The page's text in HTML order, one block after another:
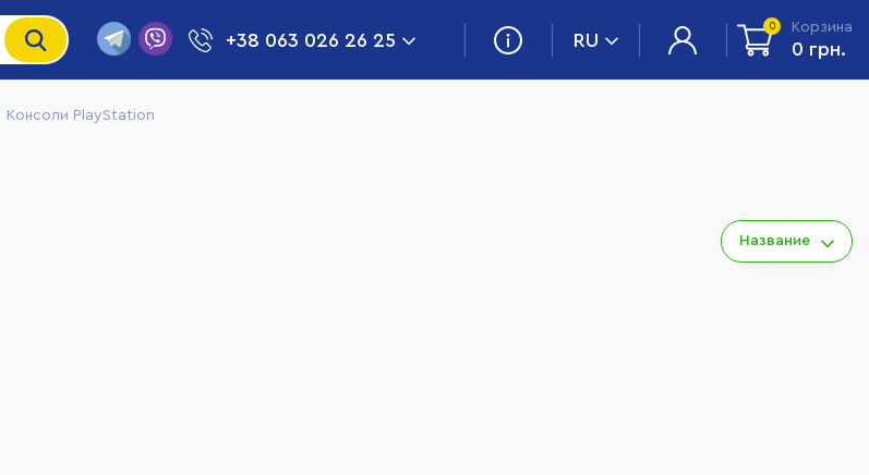
+38 063 026 26 25 RU
0 Корзина
0 грн.
Консоли PlayStation
Название